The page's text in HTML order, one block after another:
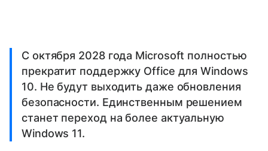
С октября 2028 года Microsoft полностью
прекратит поддержку Office для Windows
10. Не будут выходить даже обновления
безопасности. Единственным решением
станет переход на более актуальную
Windows 11.